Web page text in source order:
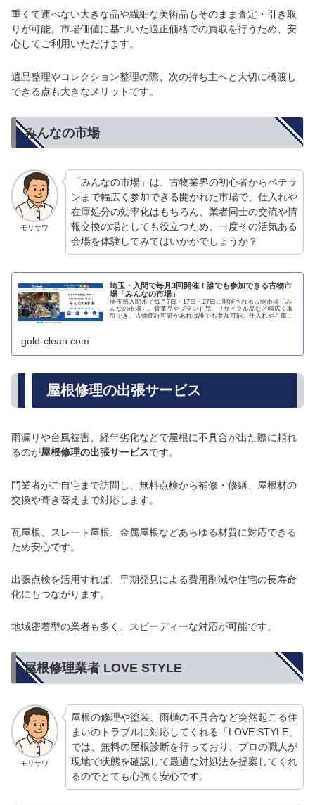
重くて運べない大きな品や繊細な美術品もそのまま査定・引き取
りが可能。市場価値に基づいた適正価格での買取を行うため、安
心してご利用いただけます。
遺品整理やコレクション整理の際、次の持ち主へと大切に橋渡し
できる点も大きなメリットです。
みんなの市場
モリサワ
「みんなの市場」は、古物業界の初心者からベテラ
ンまで幅広く参加できる開かれた市場で、仕入れや
在庫処分の効率化はもちろん、業者同士の交流や情
報交換の場としても役立つため、一度その活気ある
会場を体験してみてはいかがでしょうか？
埼玉・入間で毎月3回開催！誰でも参加できる古物市
場「みんなの市場」
埼玉県入間市で毎月7日・17日・27日に開催される古物市場「み
んなの市場」。骨董品やブランド品、リサイクル品など幅広く取
引でき、古物商許可証があれば誰でも参加可能。仕入れや在庫処
gold-clean.com
屋根修理の出張サービス
雨漏りや台風被害、経年劣化などで屋根に不具合が出た際に頼れ
るのが屋根修理の出張サービスです。
門業者がご自宅まで訪問し、無料点検から補修・修繕、屋根材の
交換や葺き替えまで対応します。
瓦屋根、スレート屋根、金属屋根などあらゆる材質に対応できる
ため安心です。
出張点検を活用すれば、早期発見による費用削減や住宅の長寿命
化にもつながります。
地域密着型の業者も多く、スピーディーな対応が可能です。
屋根修理業者 LOVE STYLE
モリサワ
屋根の修理や塗装、雨樋の不具合など突然起こる住
まいのトラブルに対応してくれる「LOVE STYLE」
では、無料の屋根診断を行っており、プロの職人が
現地で状態を確認して最適な対処法を提案してくれ
るのでとても心強く安心です。